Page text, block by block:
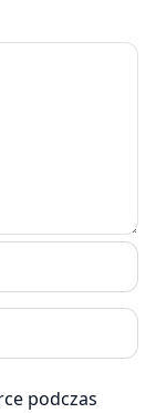
podczas